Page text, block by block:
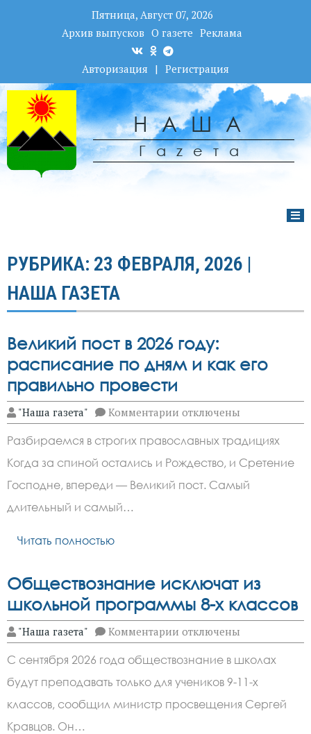
Пятница, Август 07, 2026
Архив выпусков О газете Реклама
Авторизация | Регистрация
НАША
Гаzета
РУБРИКА: 23 ФЕВРАЛЯ, 2026 |
НАША ГАЗЕТА
Великий пост в 2026 году:
расписание по дням и как его
правильно провести
"Наша газета" Комментарии к
записи
пост
в
2026
году:
расписание
отключены
Разбираемся в строгих православных традициях
Когда за спиной остались и Рождество, и Сретение
Господне, впереди — Великий пост. Самый
длительный и самый…
Читать полностью
Обществознание исключат из
школьной программы 8-х классов
"Наша газета" Комментарии к
записи
исключат
из
школьной
программы
8-
отключены
С сентября 2026 года обществознание в школах
будут преподавать только для учеников 9-11-х
классов, сообщил министр просвещения Сергей
Кравцов. Он…